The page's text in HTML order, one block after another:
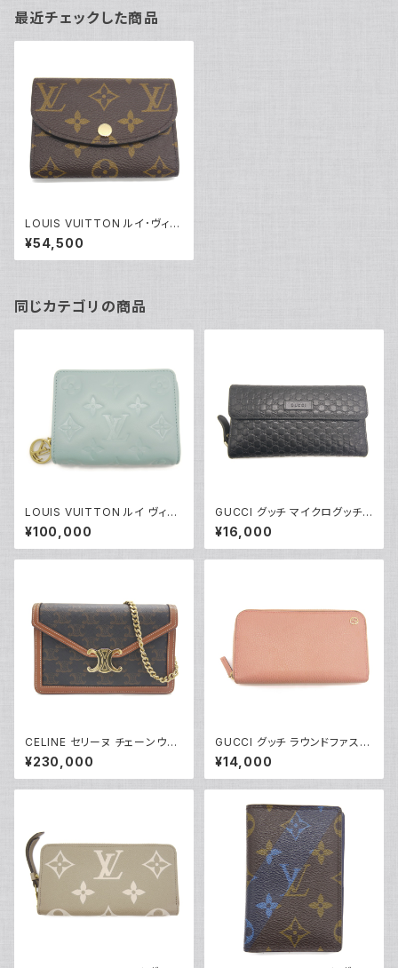
最近チェックした商品
LOUIS VUITTON ルイ･ヴィト
ン ポルトモネ ロザリ M62361
ローズバレリーヌ コインケース
財布 Y04944
¥54,500
同じカテゴリの商品
LOUIS VUITTON ルイ ヴィト
ン ポルトフォイユ ルー モノグラ
ム クッサン ブルーグラシエ 2つ
折り財布 M81709 Y05200
¥100,000
GUCCI グッチ マイクログッチシ
マレザー 3つ折 ラウンドファス
ナー 長財布 449364 4960
85 ブラック Y05068
¥16,000
CELINE セリーヌ チェーンウォ
レット マーゴ トリオンフキャンバ
ス ショルダーバッグ 10L462D
QB.04LU Y05229
¥230,000
GUCCI グッチ ラウンドファスナ
ー長財布 インターロッキングG
レザー ピンク 2711H 8402 Y0
4140
¥14,000